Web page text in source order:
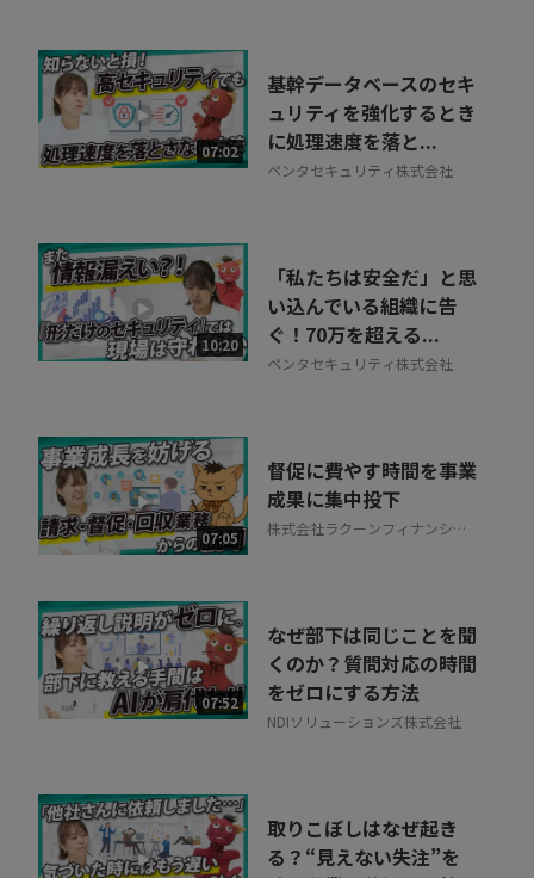
07:02
基幹データベースのセキ
ュリティを強化するとき
に処理速度を落と...
ペンタセキュリティ株式会社
10:20
「私たちは安全だ」と思
い込んでいる組織に告
ぐ！70万を超える...
ペンタセキュリティ株式会社
07:05
督促に費やす時間を事業
成果に集中投下
株式会社ラクーンフィナンシャ
07:52
なぜ部下は同じことを聞
くのか？質問対応の時間
をゼロにする方法
NDIソリューションズ株式会社
取りこぼしはなぜ起き
る？“見えない失注”を